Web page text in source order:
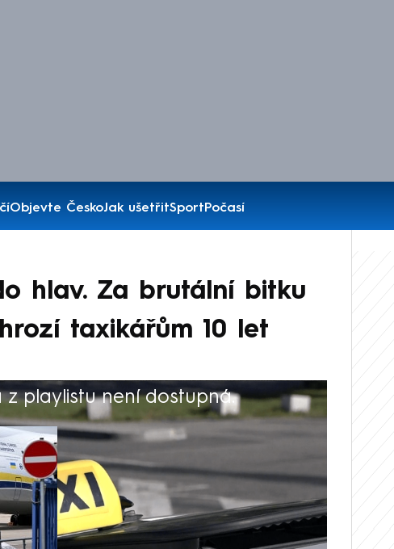
Objevte ČeskoJak ušetřitSportPočasí
hlav. Za brutální bitku
taxikářům 10 let
playlistu není dostupná.